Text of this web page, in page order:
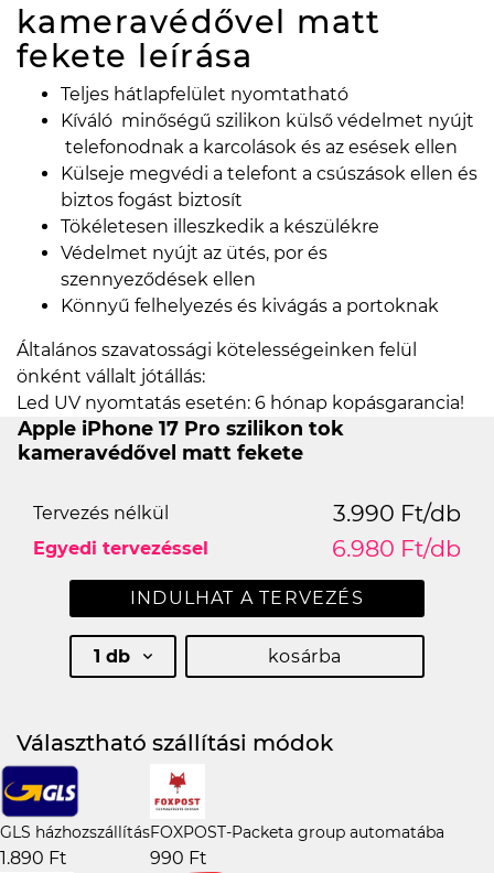
kameravédővel matt
fekete leírása
Teljes hátlapfelület nyomtatható
Kíváló minőségű szilikon külső védelmet nyújt
telefonodnak a karcolások és az esések ellen
Külseje megvédi a telefont a csúszások ellen és
biztos fogást biztosít
Tökéletesen illeszkedik a készülékre
Védelmet nyújt az ütés, por és
szennyeződések ellen
Könnyű felhelyezés és kivágás a portoknak
Általános szavatossági kötelességeinken felül
önként vállalt jótállás:
Led UV nyomtatás esetén: 6 hónap kopásgarancia!
Apple iPhone 17 Pro szilikon tok
kameravédővel matt fekete
Tervezés nélkül 3.990 Ft/db
Egyedi tervezéssel 6.980 Ft/db
INDULHAT A TERVEZÉS
1 db kosárba
Választható szállítási módok
GLS házhozszállítás
1.890 Ft
FOXPOST-Packeta group automatába
990 Ft